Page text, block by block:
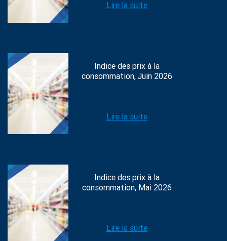
Lire la suite
Indice des prix à la
consommation, Juin 2026
Lire la suite
Indice des prix à la
consommation, Mai 2026
Lire la suite